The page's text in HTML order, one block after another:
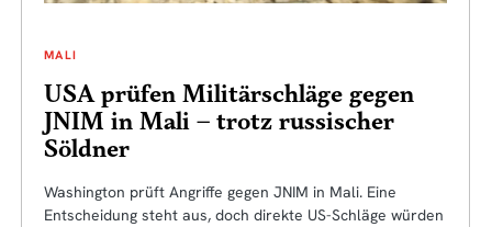
MALI
USA prüfen Militärschläge gegen
JNIM in Mali – trotz russischer
Söldner
Washington prüft Angriffe gegen JNIM in Mali. Eine
Entscheidung steht aus, doch direkte US-Schläge würden